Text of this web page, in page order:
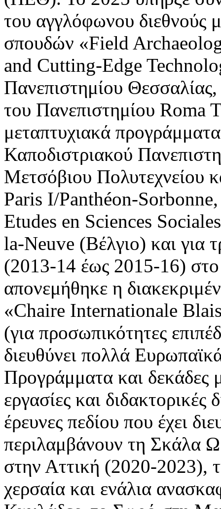
του αγγλόφωνου διεθνούς
σπουδών «Field
and Cutting-Edge
Πανεπιστημίου
του Πανεπιστημίου Roma
μεταπτυχιακά
Καποδιστριακού
Μετσόβιου Πολυτεχνείου
Paris I/Panthéon-
Etudes en Sciences
la-Neuve (Βέλγιο) και για
(2013-14 έως 2015-16)
απονεμήθηκε η
«Chaire Internationale
(για προσωπικότητες
διευθύνει πολλά
Προγράμματα και δεκάδες
εργασίες και διδακτορικές
έρευνες πεδίου που έχει
περιλαμβάνουν τη Σκάλα
στην Αττική (2020-2023),
χερσαία και ενάλια